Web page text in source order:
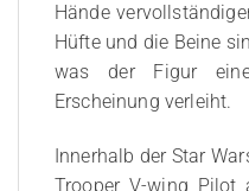
Hände
Hüfte und die Beine
was der Figur
Erscheinung verleiht.
Innerhalb der Star
Trooper V-wing Pilot